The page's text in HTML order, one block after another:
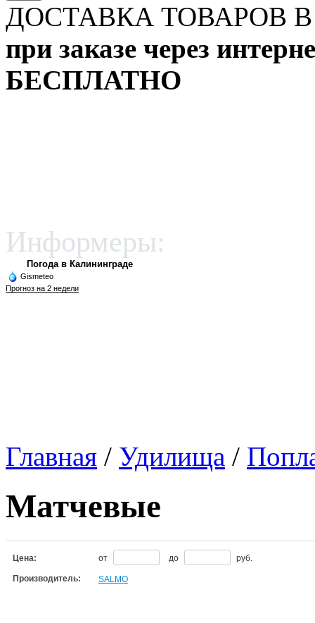
ДОСТАВКА ТОВАРОВ
при заказе через
БЕСПЛАТНО
Информеры:
Погода в Калининграде
Gismeteo
Прогноз на 2 недели
Главная / Удилища /
Матчевые
Цена: от до руб.
Производитель: SALMO